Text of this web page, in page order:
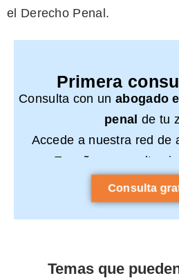
el Derecho Penal.
Primera
Consulta con un abogado
penal de tu
Accede a nuestra red de
España y consulta sin
Consulta
Temas que